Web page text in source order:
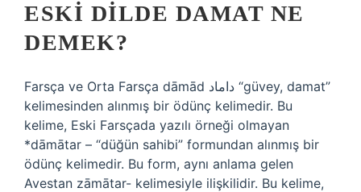
ESKI DILDE DAMAT NE
DEMEK?
Farsça ve Orta Farsça dāmād داماد “güvey, damat”
kelimesinden alınmış bir ödünç kelimedir. Bu
kelime, Eski Farsçada yazılı örneği olmayan
*dāmātar – “düğün sahibi” formundan alınmış bir
ödünç kelimedir. Bu form, aynı anlama gelen
Avestan zāmātar- kelimesiyle ilişkilidir. Bu kelime,